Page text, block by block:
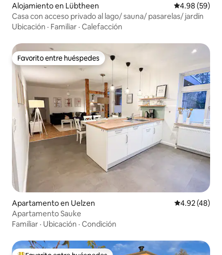
Alojamiento en Lübtheen Calificación
4.98 (59)
Casa con acceso privado al lago/ sauna/ pasarelas/ jardín
Ubicación · Familiar · Calefacción
Favorito entre huéspedes
Favorito entre huéspedes
Apartamento en Uelzen Calificación
4.92 (48)
Apartamento Sauke
Familiar · Ubicación · Condición